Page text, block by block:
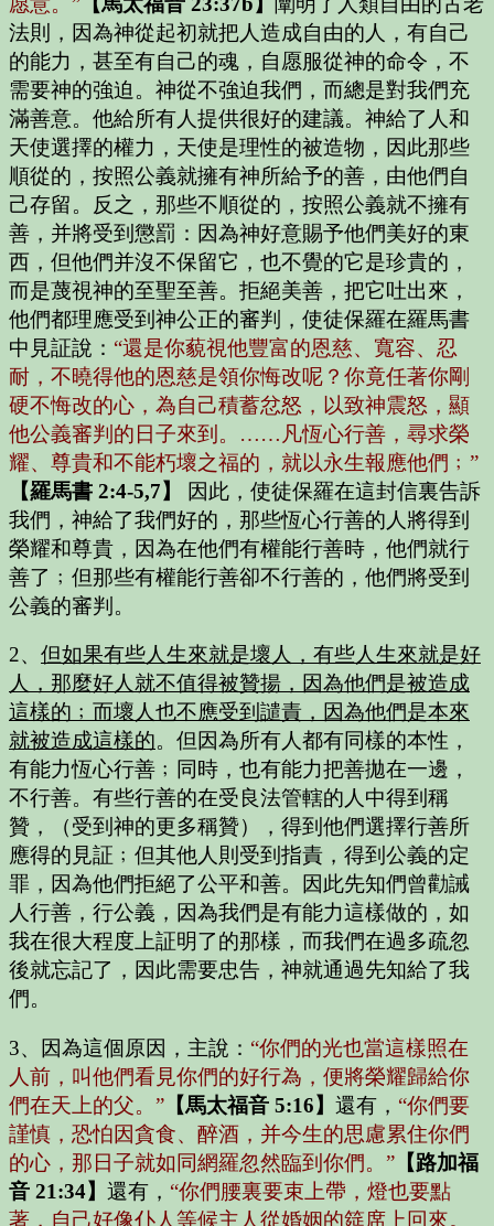
法則，因為神從起初就把人造成自由的人，有自己
的能力，甚至有自己的魂，自愿服從神的命令，不
需要神的強迫。神從不強迫我們，而總是對我們充
滿善意。他給所有人提供很好的建議。神給了人和
天使選擇的權力，天使是理性的被造物，因此那些
順從的，按照公義就擁有神所給予的善，由他們自
己存留。反之，那些不順從的，按照公義就不擁有
善，并將受到懲罰：因為神好意賜予他們美好的東
西，但他們并沒不保留它，也不覺的它是珍貴的，
而是蔑視神的至聖至善。拒絕美善，把它吐出來，
他們都理應受到神公正的審判，使徒保羅在羅馬書
中見証說： “還是你藐視他豐富的恩慈、寬容、忍
耐，不曉得他的恩慈是領你悔改呢？你竟任著你剛
硬不悔改的心，為自己積蓄忿怒，以致神震怒，顯
他公義審判的日子來到。……凡恆心行善，尋求榮
耀、尊貴和不能朽壞之福的，就以永生報應他們﹔”
【羅馬書 2:4-5,7】
因此，使徒保羅在這封信裏告訴
我們，神給了我們好的，那些恆心行善的人將得到
榮耀和尊貴，因為在他們有權能行善時，他們就行
善了﹔但那些有權能行善卻不行善的，他們將受到
公義的審判。
2、 但如果有些人生來就是壞人，有些人生來就是好
人，那麼好人就不值得被贊揚，因為他們是被造成
這樣的﹔而壞人也不應受到譴責，因為他們是本來
就被造成這樣的。但因為所有人都有同樣的本性，
有能力恆心行善﹔同時，也有能力把善拋在一邊，
不行善。有些行善的在受良法管轄的人中得到稱
贊，（受到神的更多稱贊），得到他們選擇行善所
應得的見証﹔但其他人則受到指責，得到公義的定
罪，因為他們拒絕了公平和善。因此先知們曾勸誡
人行善，行公義，因為我們是有能力這樣做的，如
我在很大程度上証明了的那樣，而我們在過多疏忽
後就忘記了，因此需要忠告，神就通過先知給了我
們。
3、因為這個原因，主說： “你們的光也當這樣照在
人前，叫他們看見你們的好行為，便將榮耀歸給你
們在天上的父。” 【馬太福音 5:16】 還有， “你們要
謹慎，恐怕因貪食、醉酒，并今生的思慮累住你們
的心，那日子就如同網羅忽然臨到你們。” 【路加福
音 21:34】 還有， “你們腰裏要束上帶，燈也要點
著，自己好像仆人等候主人從婚姻的筵席上回來。